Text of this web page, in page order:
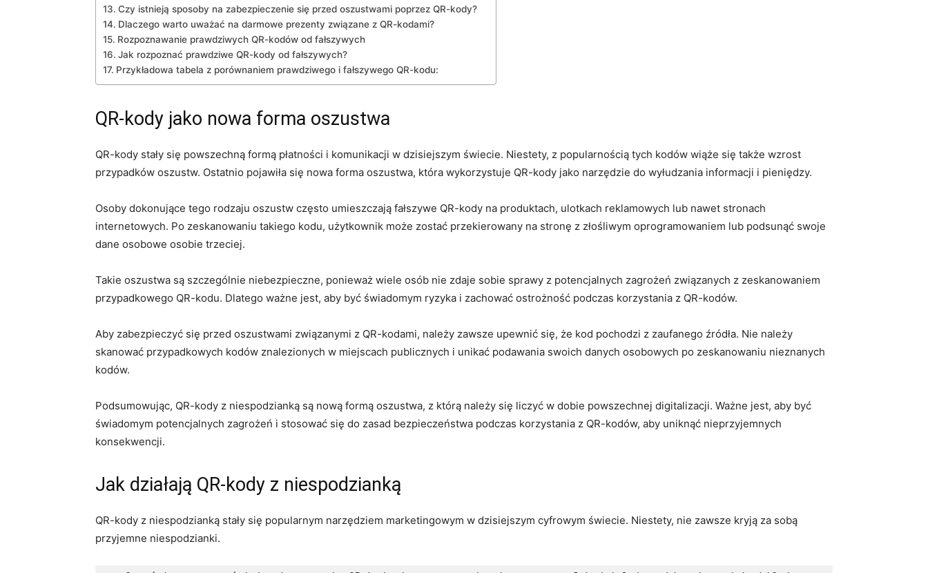
Czy istnieją sposoby na zabezpieczenie się przed oszustwami poprzez QR-kody?
Dlaczego warto uważać na darmowe‌ prezenty związane z‍ QR-kodami?
Rozpoznawanie prawdziwych QR-kodów od⁣ fałszywych
Jak rozpoznać‌ prawdziwe QR-kody od fałszywych?
Przykładowa tabela z porównaniem prawdziwego i fałszywego QR-kodu:
QR-kody ⁣jako nowa forma oszustwa
QR-kody stały się powszechną formą⁢ płatności ‌i komunikacji⁣ w ‌dzisiejszym świecie. ⁣Niestety, z popularnością⁢ tych kodów wiąże się także wzrost
przypadków oszustw. Ostatnio pojawiła się nowa forma oszustwa, która wykorzystuje QR-kody jako narzędzie do wyłudzania informacji i pieniędzy.
Osoby dokonujące tego rodzaju oszustw często umieszczają fałszywe QR-kody ​na produktach, ulotkach reklamowych lub nawet ‍stronach
internetowych. Po zeskanowaniu takiego kodu, użytkownik może zostać przekierowany na stronę z złośliwym oprogramowaniem lub podsunąć swoje
dane⁣ osobowe ⁤osobie⁢ trzeciej.
Takie oszustwa są szczególnie niebezpieczne, ponieważ wiele osób nie zdaje sobie sprawy z potencjalnych zagrożeń​ związanych z zeskanowaniem‌
przypadkowego QR-kodu. Dlatego ważne jest, ⁢aby ​być świadomym ryzyka ​i zachować ostrożność podczas korzystania z QR-kodów.
Aby zabezpieczyć​ się przed ⁤oszustwami związanymi z QR-kodami,​ należy zawsze upewnić się, że kod pochodzi z zaufanego źródła. Nie należy
skanować przypadkowych kodów znalezionych w miejscach publicznych i unikać⁣ podawania swoich ⁢danych ⁣osobowych po zeskanowaniu nieznanych
kodów.
Podsumowując, QR-kody z niespodzianką są nową formą⁤ oszustwa, z którą należy się ​liczyć w dobie powszechnej digitalizacji.⁤ Ważne jest, aby⁤ być⁢
świadomym ⁣potencjalnych zagrożeń i stosować się do zasad bezpieczeństwa podczas ⁤korzystania z QR-kodów, aby uniknąć nieprzyjemnych
konsekwencji.
Jak działają QR-kody⁤ z niespodzianką
QR-kody z niespodzianką stały się popularnym ‌narzędziem marketingowym w⁢ dzisiejszym cyfrowym świecie. Niestety, nie zawsze kryją za⁤ sobą
przyjemne niespodzianki.